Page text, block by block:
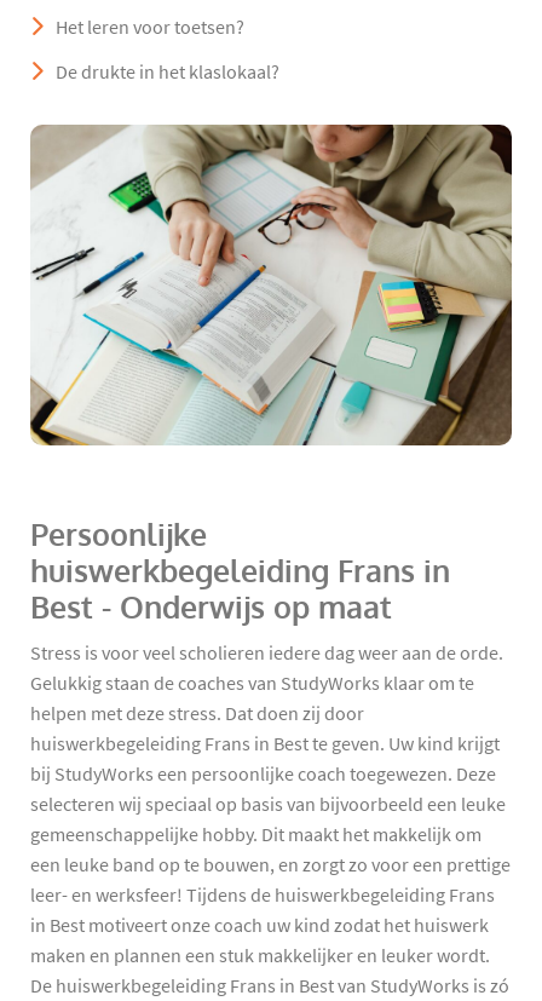
Het leren voor toetsen?
De drukte in het klaslokaal?
Persoonlijke
huiswerkbegeleiding Frans in
Best - Onderwijs op maat
Stress is voor veel scholieren iedere dag weer aan de orde.
Gelukkig staan de coaches van StudyWorks klaar om te
helpen met deze stress. Dat doen zij door
huiswerkbegeleiding Frans in Best te geven. Uw kind krijgt
bij StudyWorks een persoonlijke coach toegewezen. Deze
selecteren wij speciaal op basis van bijvoorbeeld een leuke
gemeenschappelijke hobby. Dit maakt het makkelijk om
een leuke band op te bouwen, en zorgt zo voor een prettige
leer- en werksfeer! Tijdens de huiswerkbegeleiding Frans
in Best motiveert onze coach uw kind zodat het huiswerk
maken en plannen een stuk makkelijker en leuker wordt.
De huiswerkbegeleiding Frans in Best van StudyWorks is zó